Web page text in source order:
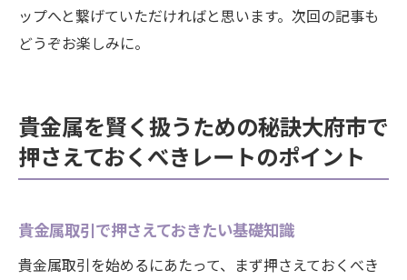
ップへと繋げていただければと思います。次回の記事も
どうぞお楽しみに。
貴金属を賢く扱うための秘訣大府市で
押さえておくべきレートのポイント
貴金属取引で押さえておきたい基礎知識
貴金属取引を始めるにあたって、まず押さえておくべき